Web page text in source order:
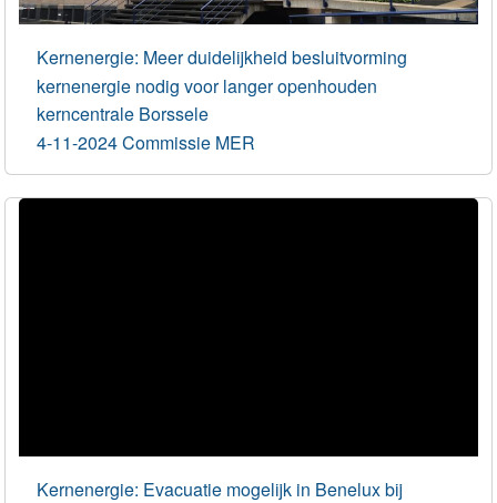
Kernenergie: Meer duidelijkheid besluitvorming
kernenergie nodig voor langer openhouden
kerncentrale Borssele
4-11-2024 Commissie MER
Kernenergie: Evacuatie mogelijk in Benelux bij